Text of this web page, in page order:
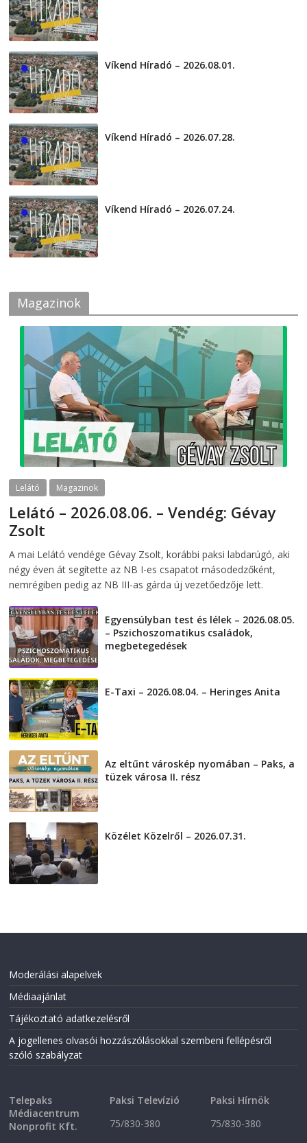
Víkend Híradó – 2026.08.01.
Víkend Híradó – 2026.07.28.
Víkend Híradó – 2026.07.24.
Magazinok
Lelátó Magazinok
Lelátó – 2026.08.06. – Vendég: Gévay
Zsolt
A mai Lelátó vendége Gévay Zsolt, korábbi paksi labdarúgó, aki
négy éven át segítette az NB I-es csapatot másodedzőként,
nemrégiben pedig az NB III-as gárda új vezetőedzője lett.
Egyensúlyban test és lélek – 2026.08.05.
– Pszichoszomatikus családok,
megbetegedések
E-Taxi – 2026.08.04. – Heringes Anita
Az eltűnt városkép nyomában – Paks, a
tüzek városa II. rész
Közélet Közelről – 2026.07.31.
Moderálási alapelvek
Médiaajánlat
Tájékoztató adatkezelésről
A jogellenes olvasói hozzászólásokkal szembeni fellépésről
szóló szabályzat
Telepaks
Médiacentrum
Nonprofit Kft.
Paksi Televízió
75/830-380
Paksi Hírnök
75/830-380